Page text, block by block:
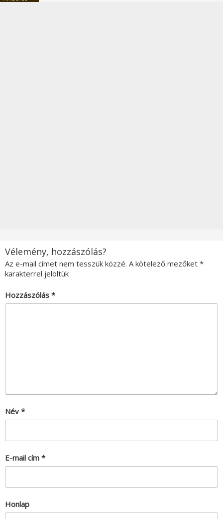
Vélemény, hozzászólás?
Az e-mail címet nem tesszük közzé. A kötelező mezőket *
karakterrel jelöltük
Hozzászólás *
Név *
E-mail cím *
Honlap